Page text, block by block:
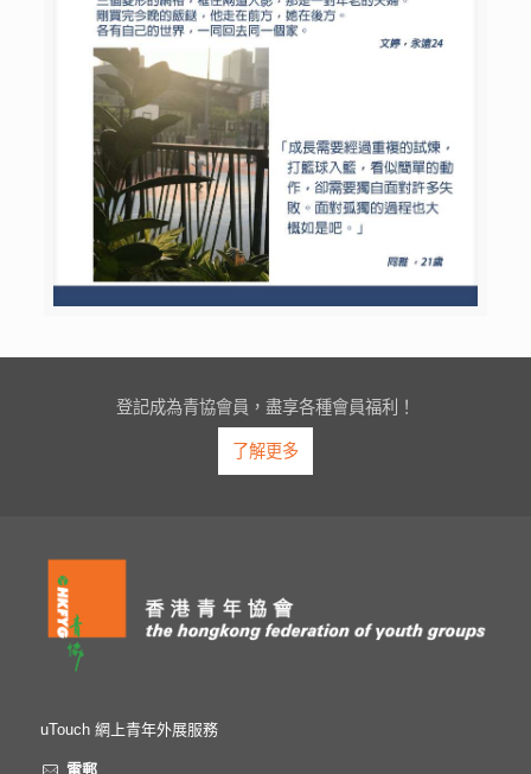
登記成為青協會員，盡享各種會員福利！
了解更多
uTouch 網上青年外展服務
電郵